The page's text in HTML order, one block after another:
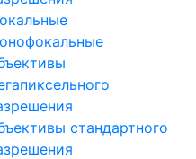
стандартного